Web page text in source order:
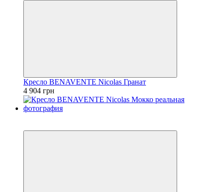
Кресло BENAVENTE Nicolas Гранат
4 904 грн